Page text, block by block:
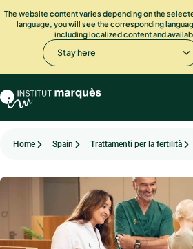
The website content varies depending on the
language, you will see the corresponding
including localized content and
Stay here
Home Spain Trattamenti per la fertilità